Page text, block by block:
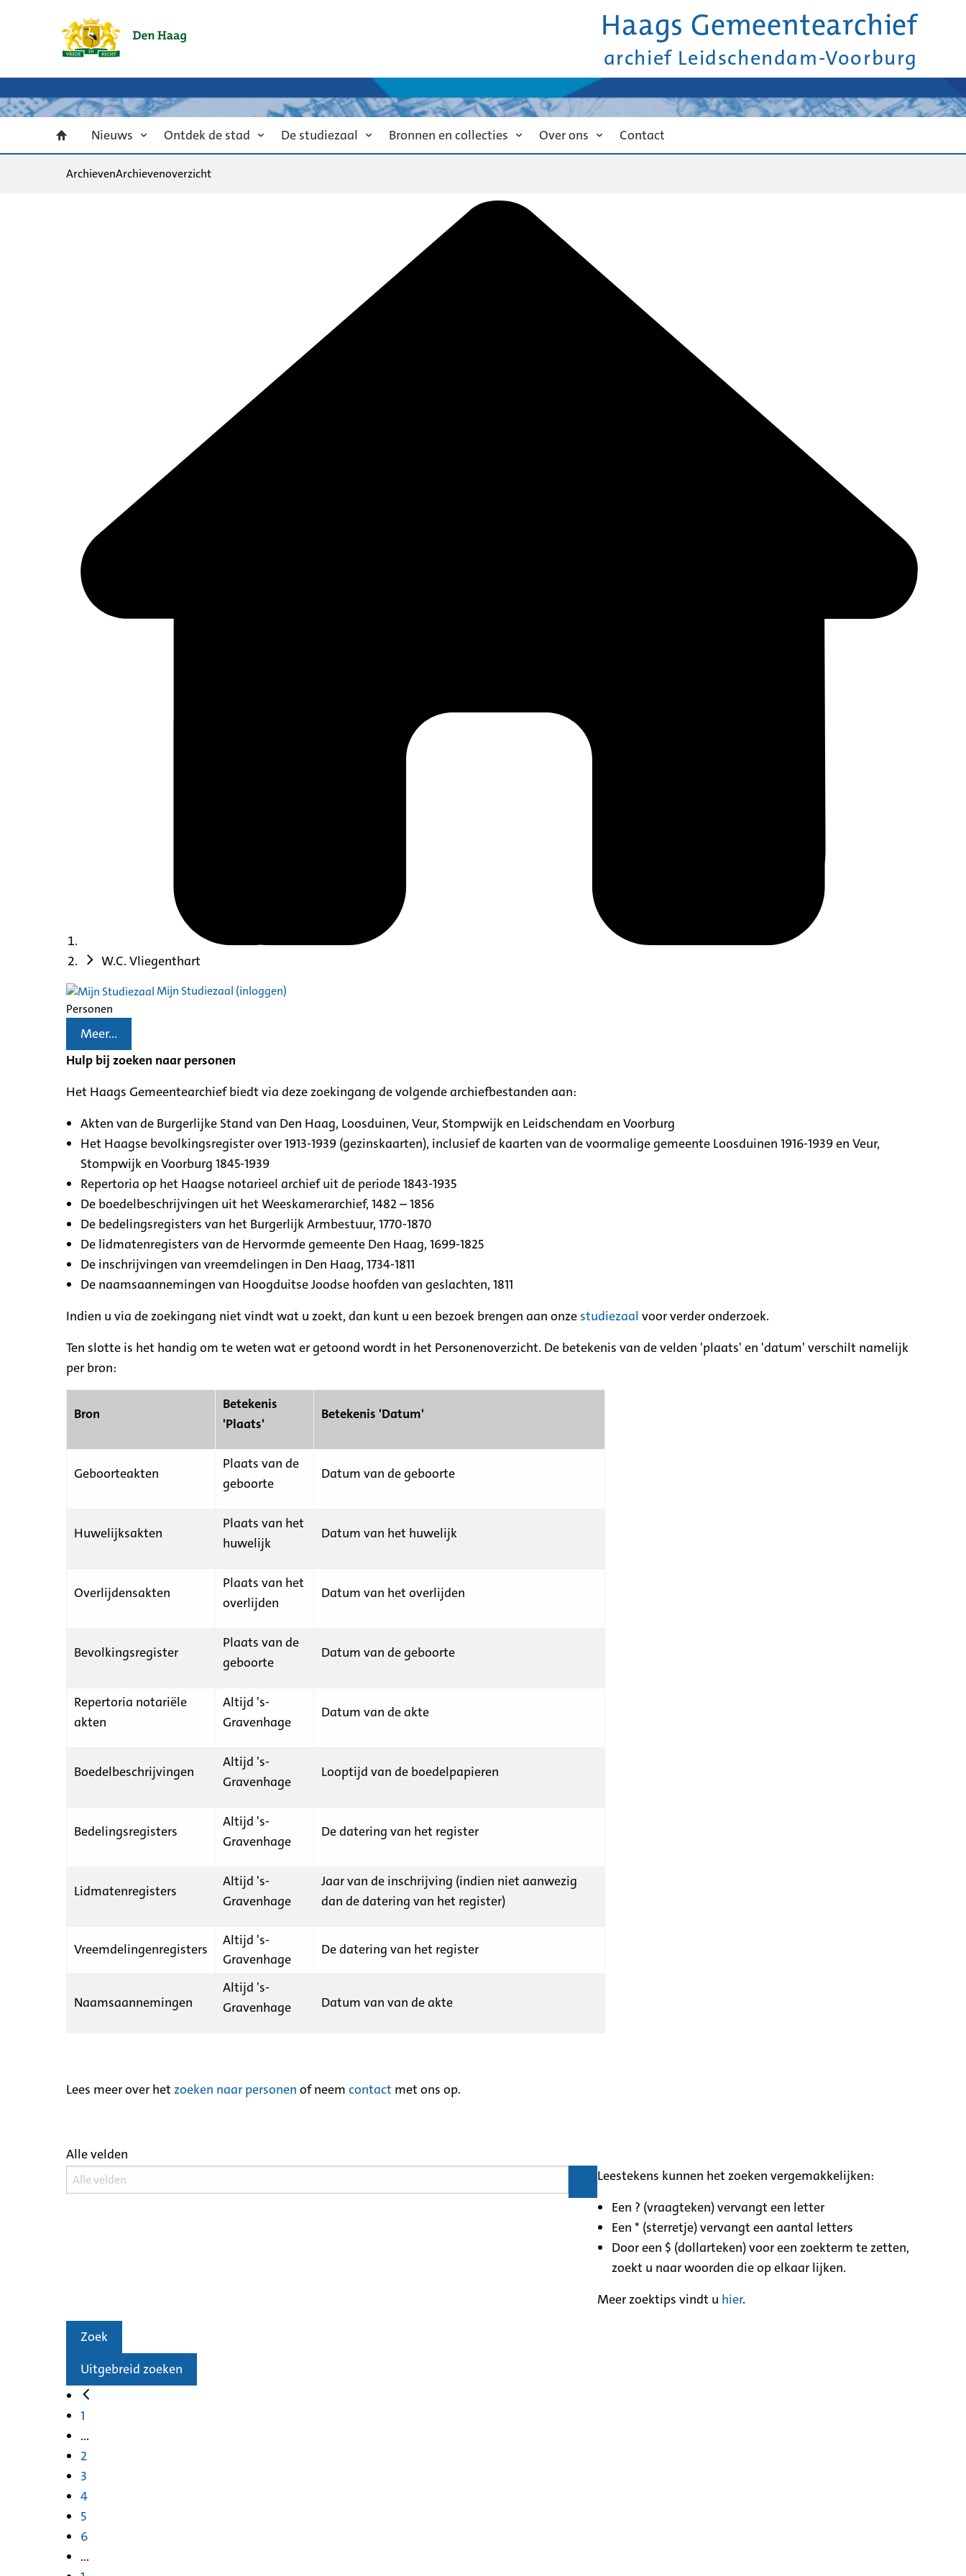
Haags Gemeentearchief
archief Leidschendam-Voorburg
Nieuws Ontdek de stad De studiezaal Bronnen en collecties Over ons Contact
ArchievenArchievenoverzicht
W.C. Vliegenthart
Mijn Studiezaal (inloggen)
Personen
Meer...
Hulp bij zoeken naar personen
Het Haags Gemeentearchief biedt via deze zoekingang de volgende archiefbestanden aan:
Akten van de Burgerlijke Stand van Den Haag, Loosduinen, Veur, Stompwijk en Leidschendam en Voorburg
Het Haagse bevolkingsregister over 1913-1939 (gezinskaarten), inclusief de kaarten van de voormalige gemeente Loosduinen 1916-1939 en Veur,
Stompwijk en Voorburg 1845-1939
Repertoria op het Haagse notarieel archief uit de periode 1843-1935
De boedelbeschrijvingen uit het Weeskamerarchief, 1482 – 1856
De bedelingsregisters van het Burgerlijk Armbestuur, 1770-1870
De lidmatenregisters van de Hervormde gemeente Den Haag, 1699-1825
De inschrijvingen van vreemdelingen in Den Haag, 1734-1811
De naamsaannemingen van Hoogduitse Joodse hoofden van geslachten, 1811
Indien u via de zoekingang niet vindt wat u zoekt, dan kunt u een bezoek brengen aan onze studiezaal voor verder onderzoek.
Ten slotte is het handig om te weten wat er getoond wordt in het Personenoverzicht. De betekenis van de velden 'plaats' en 'datum' verschilt namelijk
per bron:
Bron
Betekenis
'Plaats'
Betekenis 'Datum'
Geboorteakten
Plaats van de
geboorte
Datum van de geboorte
Huwelijksakten
Plaats van het
huwelijk
Datum van het huwelijk
Overlijdensakten
Plaats van het
overlijden
Datum van het overlijden
Bevolkingsregister
Plaats van de
geboorte
Datum van de geboorte
Repertoria notariële
akten
Altijd 's-
Gravenhage
Datum van de akte
Boedelbeschrijvingen
Altijd 's-
Gravenhage
Looptijd van de boedelpapieren
Bedelingsregisters
Altijd 's-
Gravenhage
De datering van het register
Lidmatenregisters
Altijd 's-
Gravenhage
Jaar van de inschrijving (indien niet aanwezig
dan de datering van het register)
Vreemdelingenregisters
Altijd 's-
Gravenhage
De datering van het register
Naamsaannemingen
Altijd 's-
Gravenhage
Datum van van de akte
Lees meer over het zoeken naar personen of neem contact met ons op.
Alle velden
Leestekens kunnen het zoeken vergemakkelijken:
Een ? (vraagteken) vervangt een letter
Een * (sterretje) vervangt een aantal letters
Door een $ (dollarteken) voor een zoekterm te zetten,
zoekt u naar woorden die op elkaar lijken.
Meer zoektips vindt u hier.
Zoek
Uitgebreid zoeken
1
...
2
3
4
5
6
...